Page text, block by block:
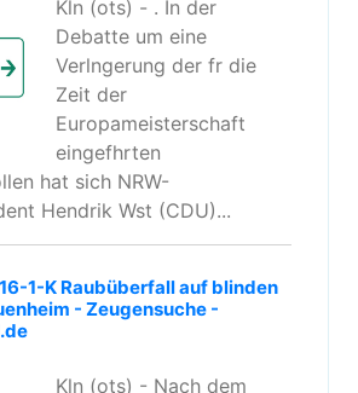
Kln (ots) - . In der
Debatte um eine
Verlngerung der fr die
Zeit der
Europameisterschaft
eingefhrten
hat sich NRW-
Hendrik Wst (CDU)...
1-K Raubüberfall auf blinden
- Zeugensuche -
Kln (ots) - Nach dem